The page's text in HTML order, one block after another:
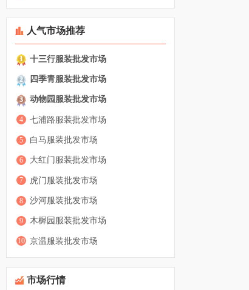
人气市场推荐
1 十三行服装批发市场
2 四季青服装批发市场
3 动物园服装批发市场
4 七浦路服装批发市场
5 白马服装批发市场
6 大红门服装批发市场
7 虎门服装批发市场
8 沙河服装批发市场
9 木樨园服装批发市场
10 京温服装批发市场
市场行情